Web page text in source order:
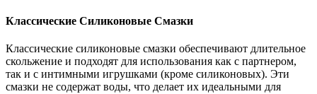
Классические Силиконовые Смазки
Классические силиконовые смазки обеспечивают длительное
скольжение и подходят для использования как с партнером,
так и с интимными игрушками (кроме силиконовых). Эти
смазки не содержат воды, что делает их идеальными для